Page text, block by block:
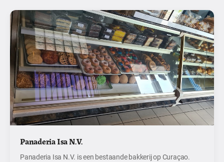
Panaderia Isa N.V.
Panaderia Isa N.V. is een bestaande bakkerij op Curaçao.